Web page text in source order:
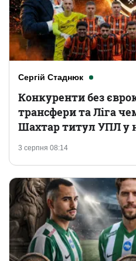
Сергій Стаднюк
3 серпня 08:14
Конкуренти без
трансфери та Ліга
Шахтар титул УПЛ у